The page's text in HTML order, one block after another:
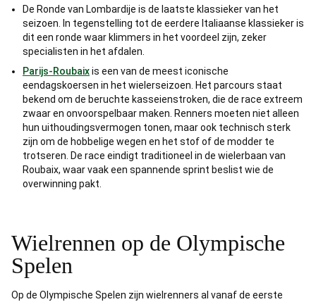
De Ronde van Lombardije is de laatste klassieker van het
seizoen. In tegenstelling tot de eerdere Italiaanse klassieker is
dit een ronde waar klimmers in het voordeel zijn, zeker
specialisten in het afdalen.
Parijs-Roubaixis een van de meest iconische
eendagskoersen in het wielerseizoen. Het parcours staat
bekend om de beruchte kasseienstroken, die de race extreem
zwaar en onvoorspelbaar maken. Renners moeten niet alleen
hun uithoudingsvermogen tonen, maar ook technisch sterk
zijn om de hobbelige wegen en het stof of de modder te
trotseren. De race eindigt traditioneel in de wielerbaan van
Roubaix, waar vaak een spannende sprint beslist wie de
overwinning pakt.
Wielrennen op de Olympische
Spelen
Op de Olympische Spelen zijn wielrenners al vanaf de eerste